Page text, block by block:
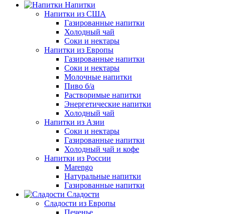
Напитки
Напитки из США
Газированные напитки
Холодный чай
Соки и нектары
Напитки из Европы
Газированные напитки
Соки и нектары
Молочные напитки
Пиво б/а
Растворимые напитки
Энергетические напитки
Холодный чай
Напитки из Азии
Соки и нектары
Газированные напитки
Холодный чай и кофе
Напитки из России
Marengo
Натуральные напитки
Газированные напитки
Сладости
Сладости из Европы
Печенье